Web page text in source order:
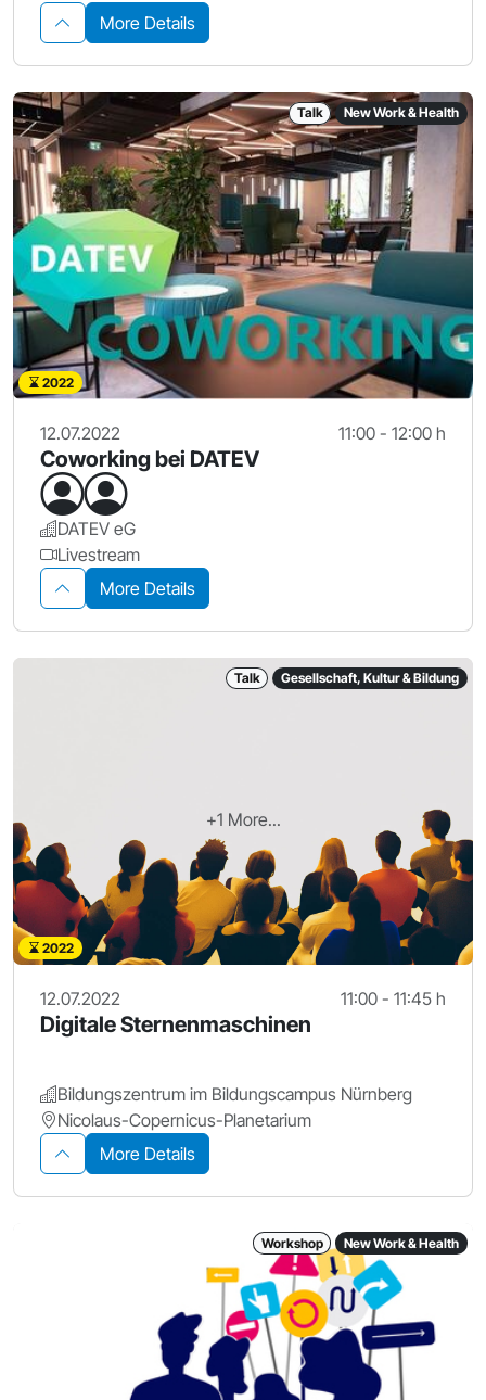
More Details
Talk New Work & Health
2022
12.07.2022 11:00 - 12:00 h
Coworking bei DATEV
DATEV eG
Livestream
More Details
+1 More...
Talk Gesellschaft, Kultur & Bildung
2022
12.07.2022 11:00 - 11:45 h
Digitale Sternenmaschinen
Bildungszentrum im Bildungscampus Nürnberg
Nicolaus-Copernicus-Planetarium
More Details
Workshop New Work & Health